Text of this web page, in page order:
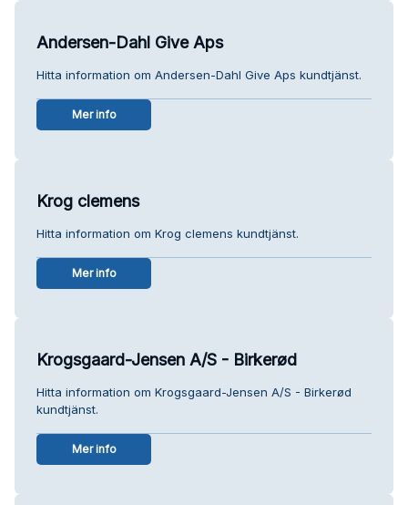
Andersen-Dahl Give Aps
Hitta information om Andersen-Dahl Give Aps kundtjänst.
Mer info
Krog clemens
Hitta information om Krog clemens kundtjänst.
Mer info
Krogsgaard-Jensen A/S - Birkerød
Hitta information om Krogsgaard-Jensen A/S - Birkerød
kundtjänst.
Mer info